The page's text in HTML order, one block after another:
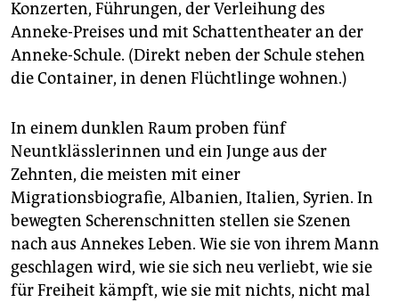
Konzerten, Führungen, der Verleihung des
Anneke-Preises und mit Schattentheater an der
Anneke-Schule. (Direkt neben der Schule stehen
die Container, in denen Flüchtlinge wohnen.)
In einem dunklen Raum proben fünf
Neuntklässlerinnen und ein Junge aus der
Zehnten, die meisten mit einer
Migrationsbiografie, Albanien, Italien, Syrien. In
bewegten Scherenschnitten stellen sie Szenen
nach aus Annekes Leben. Wie sie von ihrem Mann
geschlagen wird, wie sie sich neu verliebt, wie sie
für Freiheit kämpft, wie sie mit nichts, nicht mal